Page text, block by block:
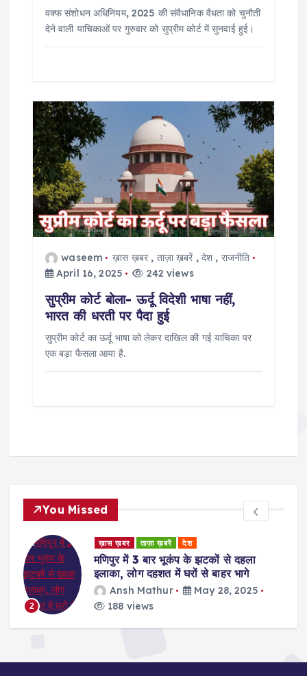
वक्फ संशोधन अधिनियम, 2025 की संवैधानिक वैधता को चुनौती
देने वाली याचिकाओं पर गुरुवार को सुप्रीम कोर्ट में सुनवाई हुई।
waseem ख़ास ख़बर , ताज़ा ख़बरें , देश , राजनीति
April 16, 2025
242 views
सुप्रीम कोर्ट बोला- ऊर्दू विदेशी भाषा नहीं,
भारत की धरती पर पैदा हुई
सुप्रीम कोर्ट का ऊर्दू भाषा को लेकर दाखिल की गई याचिका पर
एक बड़ा फैसला आया है.
You Missed
2
ख़ास ख़बर ताज़ा ख़बरें देश
मणिपुर में 3 बार भूकंप के झटकों से दहला
इलाका, लोग दहशत में घरों से बाहर भागे
Ansh Mathur
May 28, 2025
188 views